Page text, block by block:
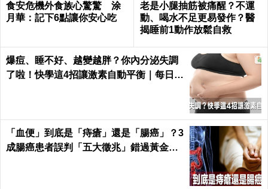
食安危機外食族心驚驚 涂
月華：記下6點讓你安心吃
老是小腿抽筋被痛醒？不運
動、喝水不足更易發作？醫
揭睡前1動作放鬆自救
爆痘、睡不好、越變越胖？你內分泌失調
了啦！快學這4招讓激素自動平衡｜每日健
「血便」到底是「痔瘡」還是「腸癌」？3
成腸癌患者誤判「五大徵兆」錯過黃金治